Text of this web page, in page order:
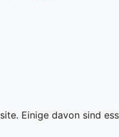
Einige davon sind